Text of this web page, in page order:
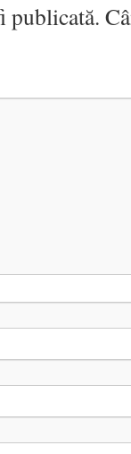
publicată.